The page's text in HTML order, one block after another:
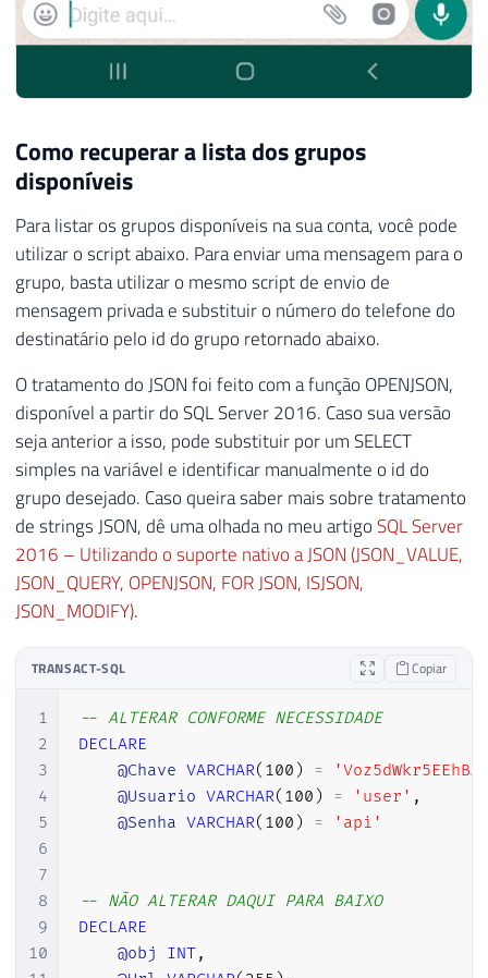
63
64
66
68
69
71
72
73
IF (@Fl_Ole_Automation_Ativado = 0)
BEGIN
RECONFIGURE WITH OVERRIDE;
RECONFIGURE WITH OVERRIDE;
END
Como recuperar a lista dos grupos
disponíveis
Para listar os grupos disponíveis na sua conta, você pode
utilizar o script abaixo. Para enviar uma mensagem para o
grupo, basta utilizar o mesmo script de envio de
mensagem privada e substituir o número do telefone do
destinatário pelo id do grupo retornado abaixo.
O tratamento do JSON foi feito com a função OPENJSON,
disponível a partir do SQL Server 2016. Caso sua versão
seja anterior a isso, pode substituir por um SELECT
simples na variável e identificar manualmente o id do
grupo desejado. Caso queira saber mais sobre tratamento
de strings JSON, dê uma olhada no meu artigoSQL Server
2016 – Utilizando o suporte nativo a JSON (JSON_VALUE,
JSON_QUERY, OPENJSON, FOR JSON, ISJSON,
JSON_MODIFY).
TRANSACT-SQL Copiar
1
2
3
4
5
6
7
8
9
10
-- ALTERAR CONFORME NECESSIDADE
DECLARE
@Chave VARCHAR( 100 ) =
@Usuario VARCHAR( 100 ) = 'user' ,
@Senha VARCHAR( 100 ) = 'api'
-- NÃO ALTERAR DAQUI PARA BAIXO
DECLARE
@obj
INT,